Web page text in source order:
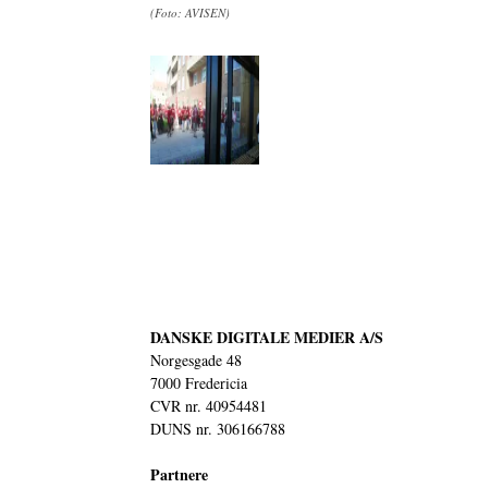
(Foto: AVISEN)
DANSKE DIGITALE MEDIER A/S
Norgesgade 48
7000 Fredericia
CVR nr. 40954481
DUNS nr. 306166788
Partnere